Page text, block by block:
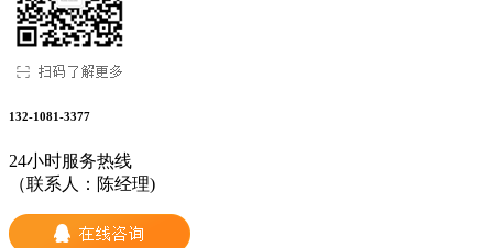
132-1081-3377
24小时服务热线
（联系人：陈经理)